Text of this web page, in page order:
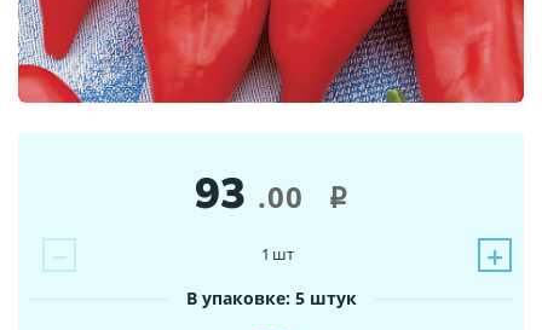
93 .00 i
− +
1 шт
В упаковке: 5 штук